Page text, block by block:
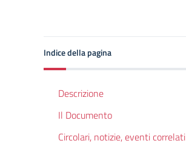
Indice della pagina
Descrizione
Il Documento
Circolari, notizie, eventi correlati